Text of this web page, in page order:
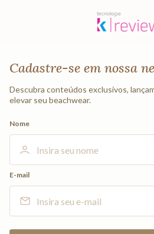
Cadastre-se em nossa
Descubra conteúdos exclusivos,
elevar seu beachwear.
Nome
E-mail